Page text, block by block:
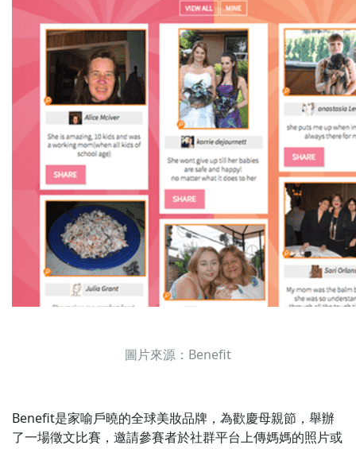
圖片來源：Benefit
Benefit是家喻戶曉的全球美妝品牌，為歡慶母親節，舉辦
了一場徵文比賽，邀請參賽者於社群平台上傳媽媽的照片或